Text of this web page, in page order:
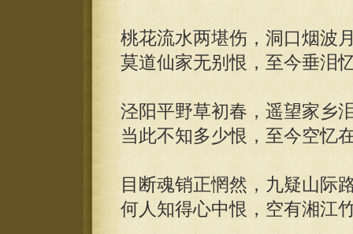
桃花流水两堪伤，洞口烟波
莫道仙家无别恨，至今垂泪
泾阳平野草初春，遥望家乡
当此不知多少恨，至今空忆
目断魂销正惘然，九疑山际
何人知得心中恨，空有湘江